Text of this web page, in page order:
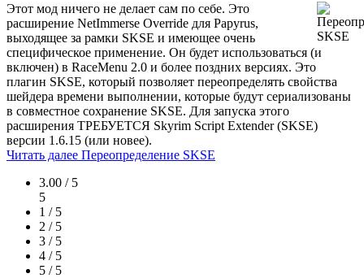
Этот мод ничего не делает сам по себе. Это
расширение NetImmerse Override для Papyrus,
выходящее за рамки SKSE и имеющее очень
специфическое применение. Он будет использоваться (и
включен) в RaceMenu 2.0 и более поздних версиях. Это
плагин SKSE, который позволяет переопределять свойства
шейдера времени выполнении, которые будут сериализованы
в совместное сохранение SKSE. Для запуска этого
расширения ТРЕБУЕТСЯ Skyrim Script Extender (SKSE)
версии 1.6.15 (или новее).
Читать далее Переопределение SKSE
3.00 / 5
5
1 / 5
2 / 5
3 / 5
4 / 5
5 / 5